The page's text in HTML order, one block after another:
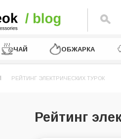
ЧАЙ ОБЖАРКА
РЕЙТИНГ ЭЛЕКТРИЧЕСКИХ ТУРОК
Рейтинг